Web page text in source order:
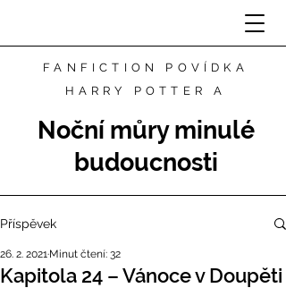
Noční můry minulé
budoucnosti
FANFICTION POVÍDKA
HARRY POTTER A
Příspěvek
Kapitola 24 – Vánoce v Doupěti
26. 2. 2021 Minut čtení: 32